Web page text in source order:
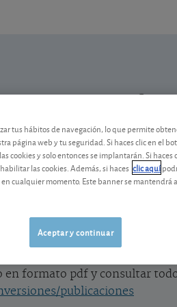
el25 mayo 2020
descargarse el
descargarse el pdf del
de acciones, ya están
formato pdf y consultar
publicaciones
tus hábitos de navegación, lo que permite
página web y tu seguridad. Si haces clic en el
cookies y solo entonces se implantarán. Si haces
las cookies. Además, si haces clic aquí
cualquier momento. Este banner se mantendrá
Aceptar y continuar